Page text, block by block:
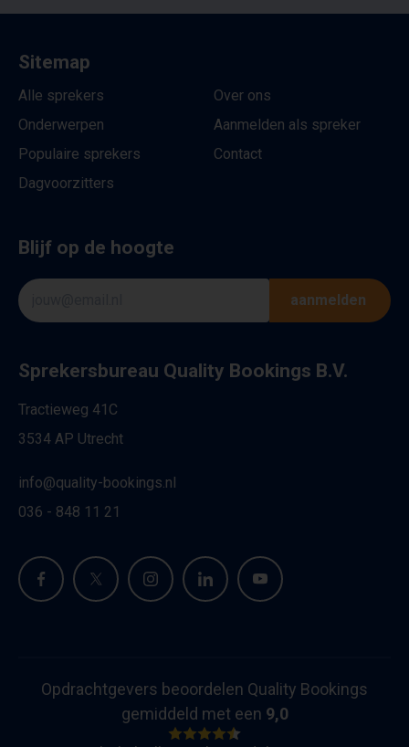
Sitemap
Alle sprekers
Onderwerpen
Populaire sprekers
Dagvoorzitters
Over ons
Aanmelden als spreker
Contact
Blijf op de hoogte
aanmelden
Sprekersbureau Quality Bookings B.V.
Tractieweg 41C
3534 AP Utrecht
info@quality-bookings.nl
036 - 848 11 21
Opdrachtgevers beoordelen Quality Bookings
gemiddeld met een 9,0